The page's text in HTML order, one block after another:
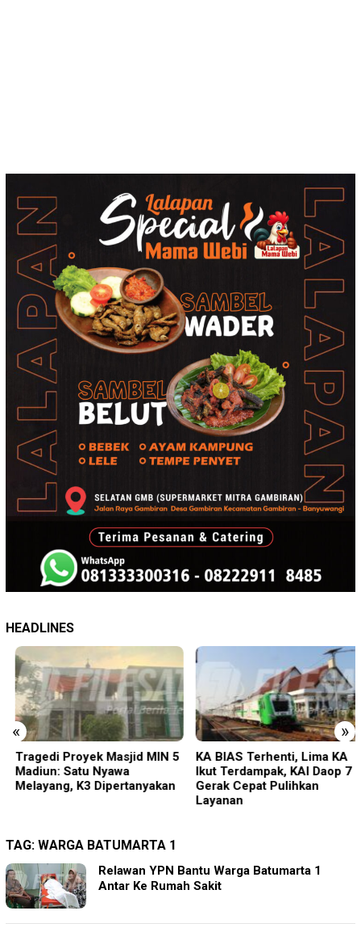
HEADLINES
« »
Tragedi Proyek Masjid MIN 5
Madiun: Satu Nyawa
Melayang, K3 Dipertanyakan
KA BIAS Terhenti, Lima KA
Ikut Terdampak, KAI Daop 7
Gerak Cepat Pulihkan
Layanan
TAG: WARGA BATUMARTA 1
Relawan YPN Bantu Warga Batumarta 1
Antar Ke Rumah Sakit